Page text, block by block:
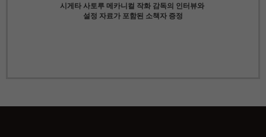
시게타 사토루 메카니컬 작화 감독의 인터뷰와
설정 자료가 포함된 소책자 증정